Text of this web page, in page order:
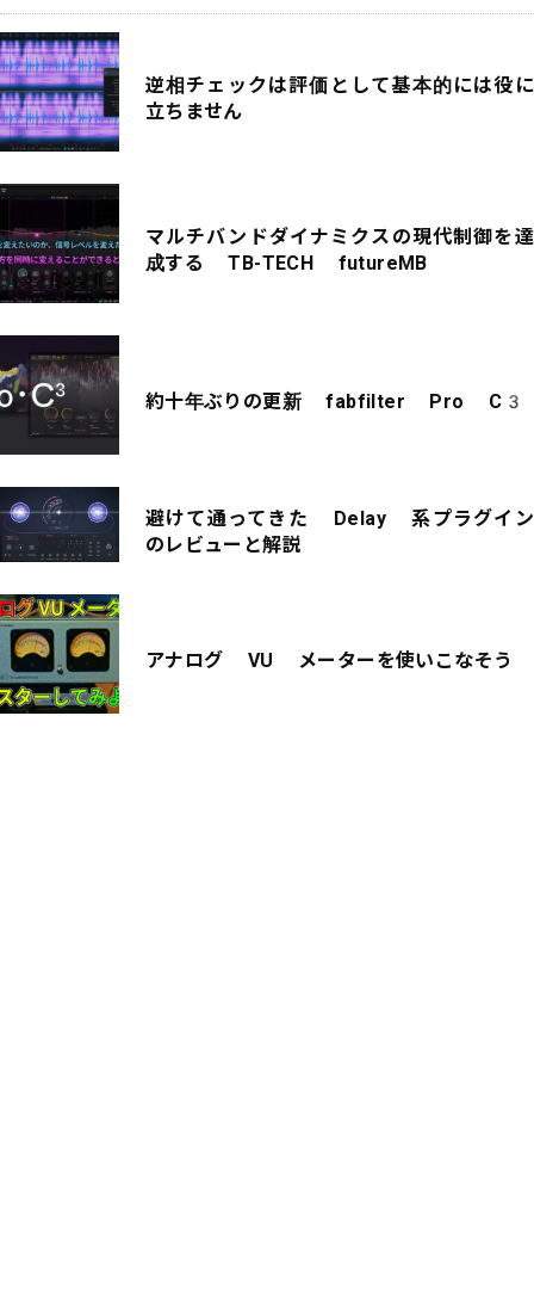
逆相チェックは評価として基本的には役に
立ちません
マルチバンドダイナミクスの現代制御を達
成する TB-TECH futureMB
約十年ぶりの更新 fabfilter Pro C3
避けて通ってきた Delay 系プラグイン
のレビューと解説
アナログ VU メーターを使いこなそう